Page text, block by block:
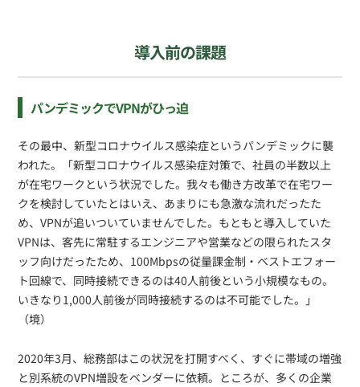
導入前の課題
パンデミックでVPNがひっ迫
その最中、新型コロナウイルス感染症というパンデミックに襲
われた。「新型コロナウイルス感染症対策で、社員の半数以上
が在宅ワークという状況でした。我々も働き方改革で在宅ワー
クを検討していたとはいえ、あまりにも急激な流れだったた
め、VPNが追いついていませんでした。もともと導入していた
VPNは、客先に常駐するエンジニアや営業などの限られたスタ
ッフ向けだったため、100Mbpsの従量課金制・ベストエフォー
ト回線で、同時接続できるのは40人前後という小規模なもの。
いきなり1,000人前後が同時接続するのは不可能でした。」
（境）
2020年3月、総務部はこの状況を打開すべく、すぐに帯域の増強
と別系統のVPN増設をベンダーに依頼。ところが、多くの企業